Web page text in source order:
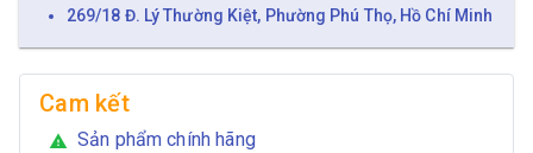
269/18 Đ. Lý Thường Kiệt, Phường Phú Thọ, Hồ Chí Minh
Cam kết
warning Sản phẩm chính hãng